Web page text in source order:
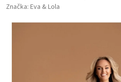
Značka: Eva & Lola